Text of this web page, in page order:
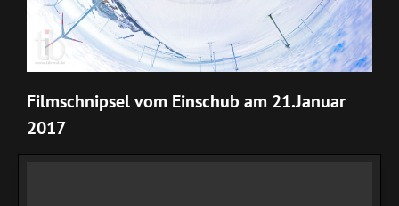
Filmschnipsel vom Einschub am 21.Januar
2017